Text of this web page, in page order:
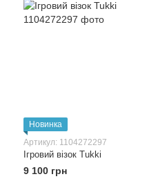
Новинка
Артикул: 1104272297
Ігровий візок Tukki
9 100 грн